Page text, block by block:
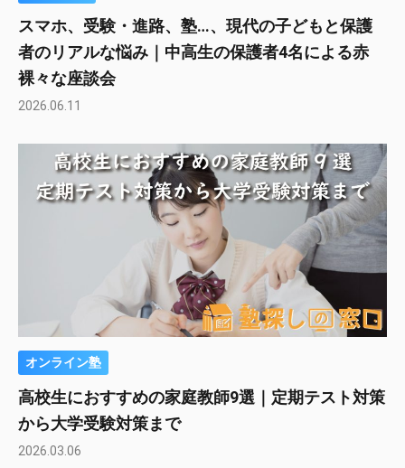
スマホ、受験・進路、塾…、現代の子どもと保護
者のリアルな悩み｜中高生の保護者4名による赤
裸々な座談会
2026.06.11
オンライン塾
高校生におすすめの家庭教師9選｜定期テスト対策
から大学受験対策まで
2026.03.06